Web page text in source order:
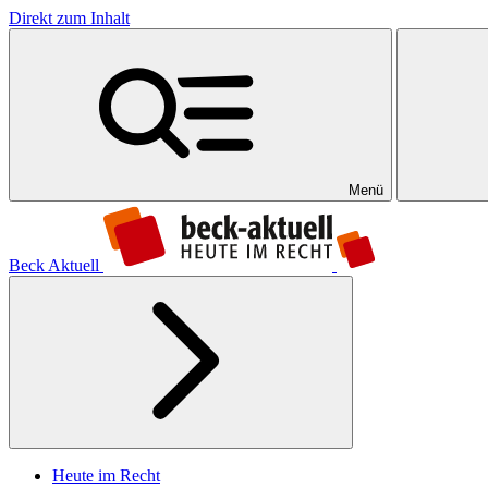
Direkt zum Inhalt
Menü
Beck Aktuell
Heute im Recht